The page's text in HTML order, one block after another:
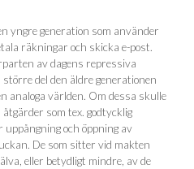
yngre generation som använder
räkningar och skicka e-post.
av dagens repressiva
del den äldre generationen
analoga världen. Om dessa skulle
som tex. godtycklig
och öppning av
De som sitter vid makten
eller betydligt mindre, av de